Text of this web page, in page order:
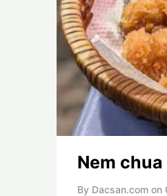
Nem
By Dacsan.com on